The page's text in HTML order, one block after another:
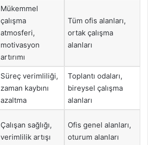
Mükemmel
çalışma
atmosferi,
motivasyon
artırımı
Tüm ofis alanları,
ortak çalışma
alanları
Süreç verimliliği,
zaman kaybını
azaltma
Toplantı odaları,
bireysel çalışma
alanları
Çalışan sağlığı,
verimlilik artışı
Ofis genel alanları,
oturum alanları